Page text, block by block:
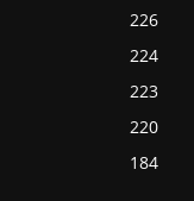
226
224
223
220
184